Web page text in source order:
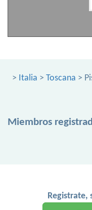
> Italia > Toscana >
Miembros
Registrate,